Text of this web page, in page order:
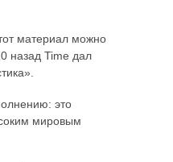
материал можно
назад Time дал
это
мировым